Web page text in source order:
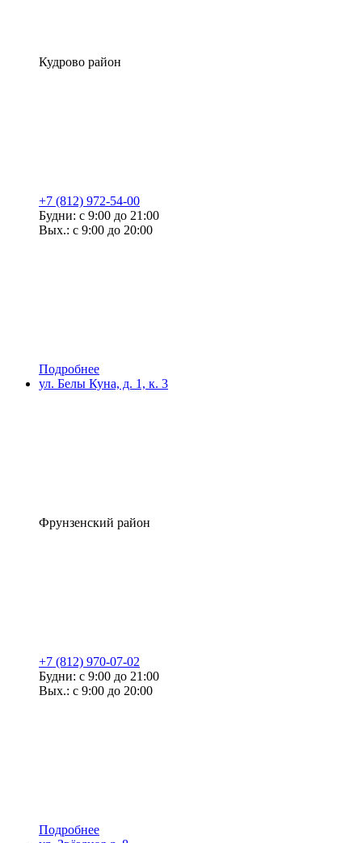
Кудрово район
+7 (812) 972-54-00
Будни: с 9:00 до 21:00
Вых.: с 9:00 до 20:00
Подробнее
ул. Белы Куна, д. 1, к. 3
Фрунзенский район
+7 (812) 970-07-02
Будни: с 9:00 до 21:00
Вых.: с 9:00 до 20:00
Подробнее